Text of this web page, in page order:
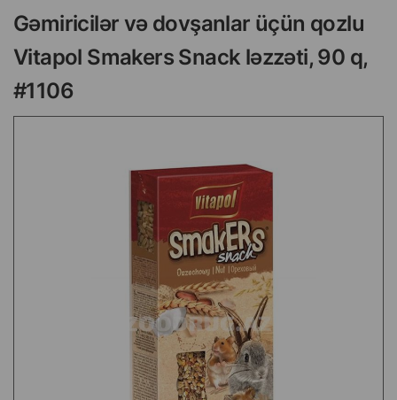
Gəmiricilər və dovşanlar üçün qozlu
Vitapol Smakers Snack ləzzəti, 90 q,
#1106